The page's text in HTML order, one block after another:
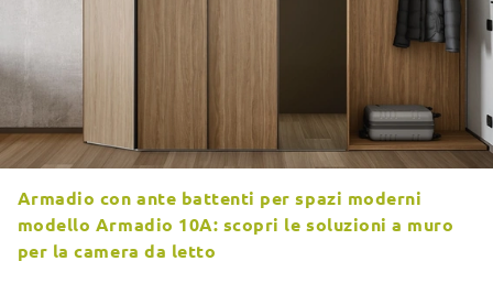
Armadio con ante battenti per spazi moderni
modello Armadio 10A: scopri le soluzioni a muro
per la camera da letto